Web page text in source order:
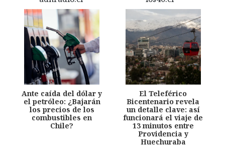
Ante caída del dólar y
el petróleo: ¿Bajarán
los precios de los
combustibles en
Chile?
El Teleférico
Bicentenario revela
un detalle clave: así
funcionará el viaje de
13 minutos entre
Providencia y
Huechuraba